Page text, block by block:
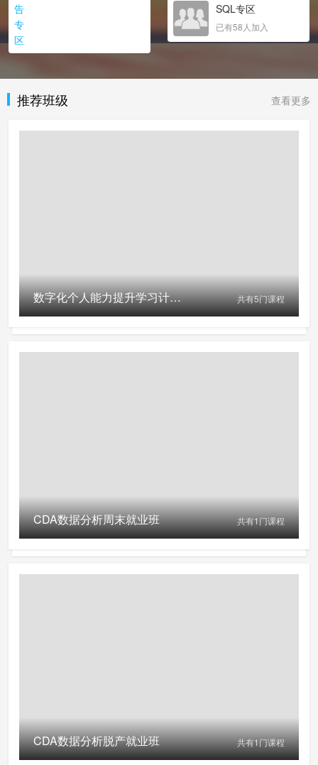
SQL专区
已有58人加入
推荐班级 查看更多
数字化个人能力提升学习计划(免费参与活动请扫左侧二维码) 共有5门课程
CDA数据分析周末就业班 共有1门课程
CDA数据分析脱产就业班 共有1门课程